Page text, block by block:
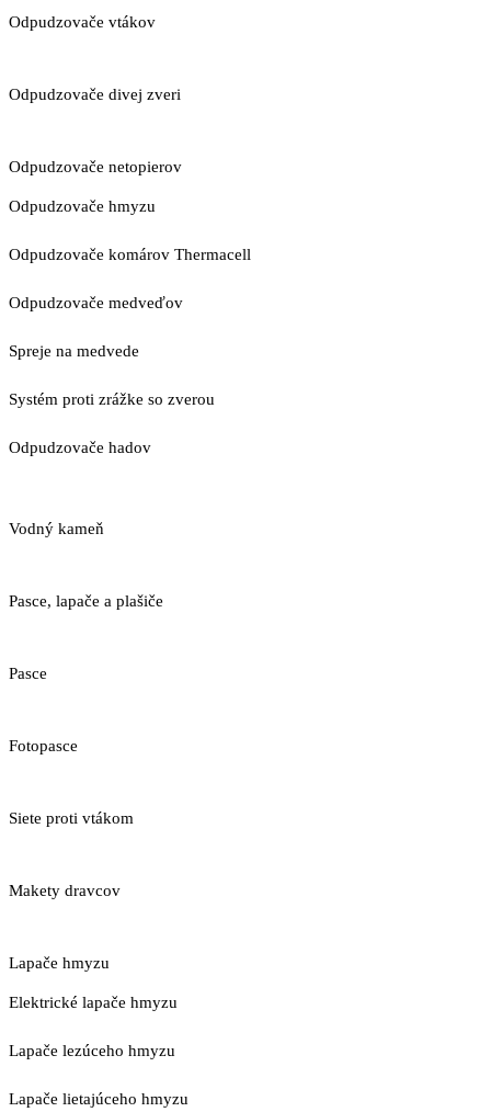
Odpudzovače vtákov
Odpudzovače divej zveri
Odpudzovače netopierov
Odpudzovače hmyzu
Odpudzovače komárov Thermacell
Odpudzovače medveďov
Spreje na medvede
Systém proti zrážke so zverou
Odpudzovače hadov
Vodný kameň
Pasce, lapače a plašiče
Pasce
Fotopasce
Siete proti vtákom
Makety dravcov
Lapače hmyzu
Elektrické lapače hmyzu
Lapače lezúceho hmyzu
Lapače lietajúceho hmyzu